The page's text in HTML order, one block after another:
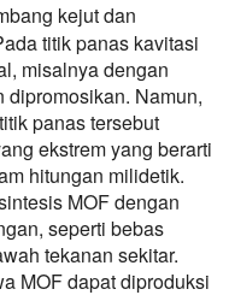
kejut dan
titik panas kavitasi
misalnya dengan
Namun,
panas tersebut
ekstrem yang berarti
hitungan milidetik.
MOF dengan
seperti bebas
tekanan sekitar.
MOF dapat diproduksi